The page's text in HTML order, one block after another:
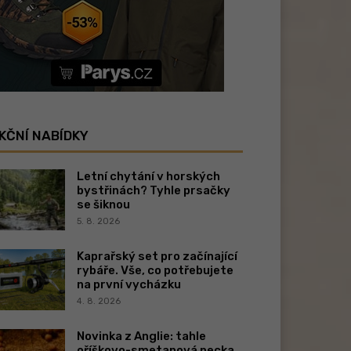
NABÍDKY
Letní chytání v horských
bystřinách? Tyhle prsačky
se šiknou
5. 8. 2026
Kaprařský set pro začínající
rybáře. Vše, co potřebujete
na první vycházku
4. 8. 2026
Novinka z Anglie: tahle